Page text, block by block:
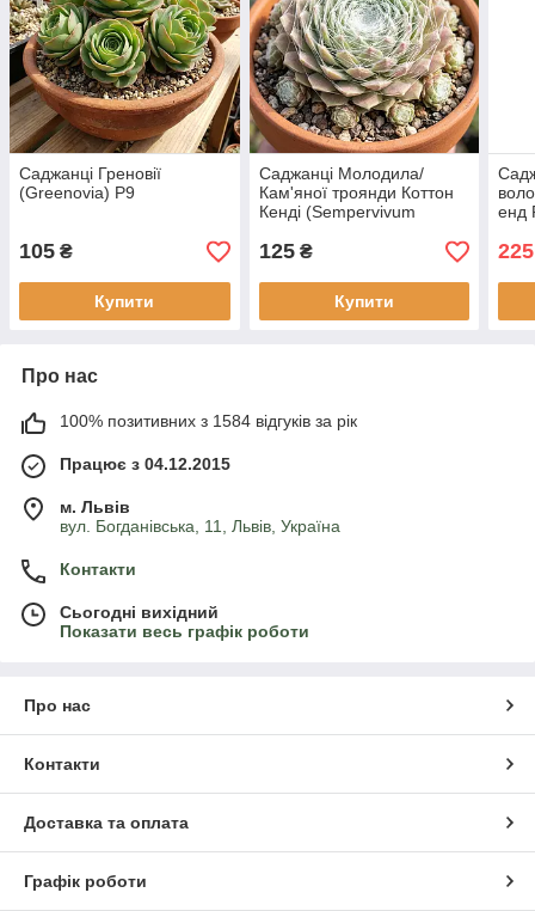
Саджанці Греновії
(Greenovia) P9
105 ₴
Купити
Саджанці Молодила/
Кам'яної троянди Коттон
Кенді (Sempervivum
125₴
Купити
енд
С2
225
Про нас
100% позитивних з 1584 відгуків за рік
Працює з 04.12.2015
м. Львів
вул. Богданівська, 11, Львів, Україна
Контакти
Сьогодні вихідний
Показати весь графік роботи
Про нас
Контакти
Доставка та оплата
Графік роботи